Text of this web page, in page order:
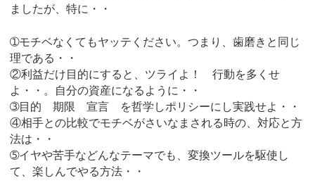
ましたが、特に・・
➀モチベなくてもヤッテください。つまり、歯磨きと同じ
理である・・
②利益だけ目的にすると、ツライよ！ 行動を多くせ
よ・・。自分の資産になるように・・
➂目的 期限 宣言 を哲学しポリシーにし実践せよ・・
④相手との比較でモチベがさいなまされる時の、対応と方
法は・・
➄イヤや苦手などんなテーマでも、変換ツールを駆使し
て、楽しんでやる方法・・